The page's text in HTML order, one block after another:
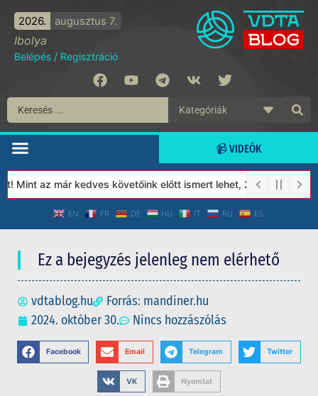
2026. augusztus 7.
Ibolya
Belépés / Regisztráció
📹 VIDEÓK
az már kedves követőink előtt ismert lehet, 2023-tól a
EN FR DE HU IT RU ES
Ez a bejegyzés jelenleg nem elérhető
vdtablog.hu
Forrás: mandiner.hu
2024. október 30.
Nincs hozzászólás
Facebook Email Telegram Twitter
VK Nyomtat